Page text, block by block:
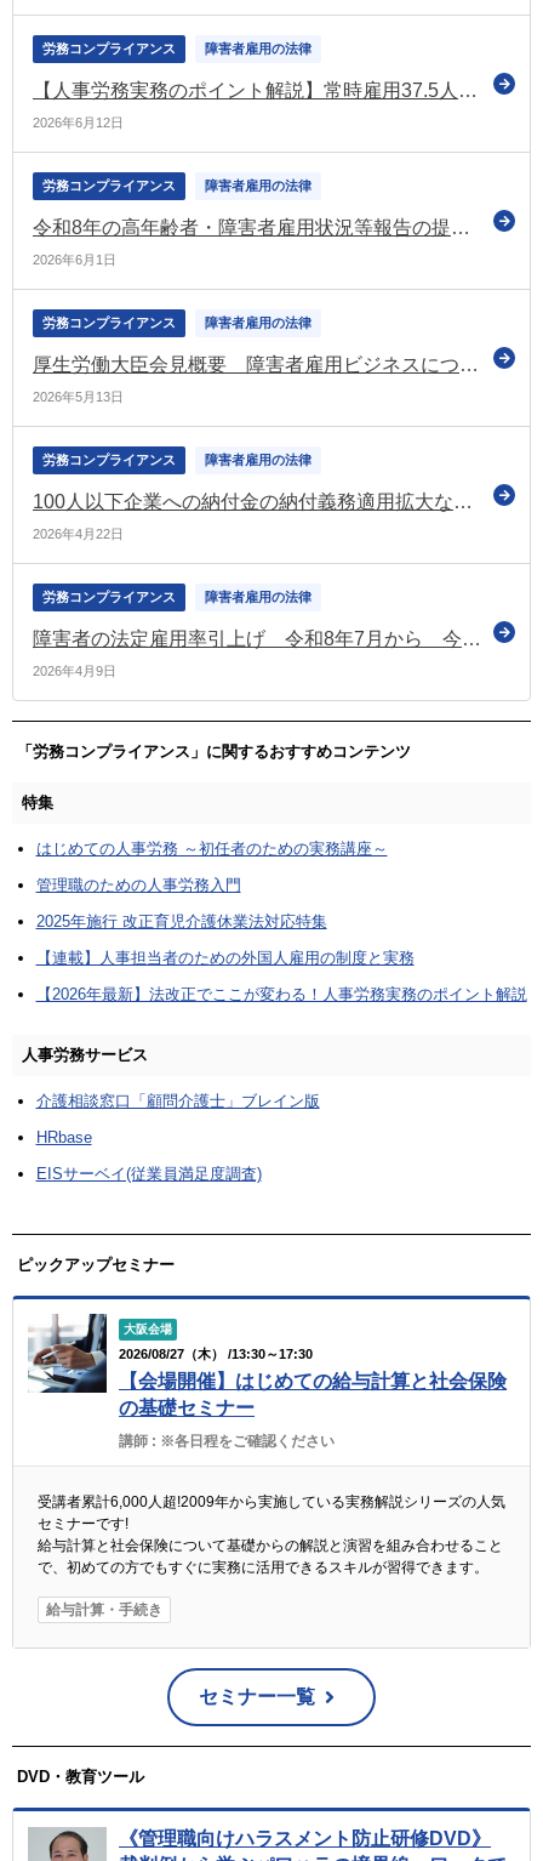
労務コンプライアンス 障害者雇用の法律
【人事労務実務のポイント解説】常時雇用37.5人以上の企業必読｜障害者雇用率2.7%引き上げで何が変わる？ ～基礎知識から雇用状況報告・指導対策まで～
2026年6月12日
労務コンプライアンス 障害者雇用の法律
令和8年の高年齢者・障害者雇用状況等報告の提出についてお知らせ（厚労省）
2026年6月1日
労務コンプライアンス 障害者雇用の法律
厚生労働大臣会見概要 障害者雇用ビジネスについて質疑応答 大臣が企業側の雇用責任の希薄化を指摘（令和8年5月12日）
2026年5月13日
労務コンプライアンス 障害者雇用の法律
100人以下企業への納付金の納付義務適用拡大などを盛り込んだ報告書に沿った議論をスタート（労政審の障害者雇用分科会）
2026年4月22日
労務コンプライアンス 障害者雇用の法律
障害者の法定雇用率引上げ 令和8年7月から 今一度ご確認を
2026年4月9日
「労務コンプライアンス」に関するおすすめコンテンツ
特集
はじめての人事労務 ～初任者のための実務講座～
管理職のための人事労務入門
2025年施行 改正育児介護休業法対応特集
【連載】人事担当者のための外国人雇用の制度と実務
【2026年最新】法改正でここが変わる！人事労務実務のポイント解説
人事労務サービス
介護相談窓口「顧問介護士」ブレイン版
HRbase
EISサーベイ(従業員満足度調査)
ピックアップセミナー
大阪会場
2026/08/27（木） /13:30～17:30
【会場開催】はじめての給与計算と社会保険
の基礎セミナー
講師 : ※各日程をご確認ください
受講者累計6,000人超!2009年から実施している実務解説シリーズの人気
セミナーです!
給与計算と社会保険について基礎からの解説と演習を組み合わせること
で、初めての方でもすぐに実務に活用できるスキルが習得できます。
給与計算・手続き
セミナー一覧
DVD・教育ツール
《管理職向けハラスメント防止研修DVD》